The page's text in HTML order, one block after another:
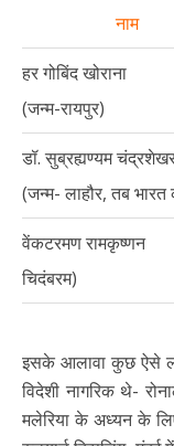
नाम
हर गोबिंद खोराना
(जन्म-रायपुर)
डॉ. सुब्रह्यण्यम
(जन्म- लाहौर, तब भारत
वेंकटरमण
चिदंबरम)
इसके आलावा कुछ ऐसे
विदेशी नागरिक थे-
मलेरिया के अध्यन के